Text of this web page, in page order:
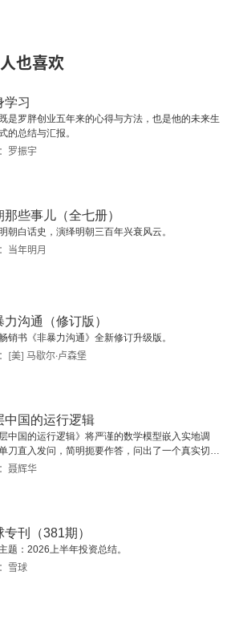
来
也喜欢
学习
是罗胖创业五年来的心得与方法，也是他的未来生
的总结与汇报。
罗振宇
那些事儿（全七册）
朝白话史，演绎明朝三百年兴衰风云。
当年明月
力沟通（修订版）
销书《非暴力沟通》全新修订升级版。
[美] 马歇尔·卢森堡
中国的运行逻辑
层中国的运行逻辑》将严谨的数学模型嵌入实地调
刀直入发问，简明扼要作答，问出了一个真实切近
中国。
聂辉华
专刊（381期）
题：2026上半年投资总结。
雪球